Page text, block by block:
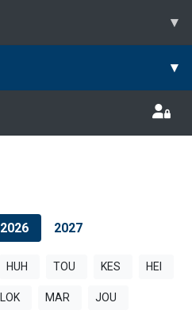
▾
▾
2026 2027
HUH TOU KES HEI
LOK MAR JOU